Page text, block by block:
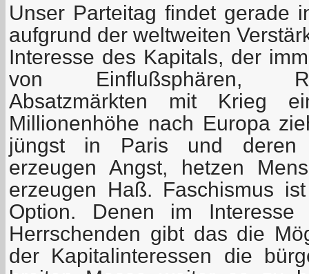
Unser Parteitag findet gerade
aufgrund der weltweiten
Interesse des Kapitals, der
von Einflußsphären,
Absatzmärkten mit Krieg
Millionenhöhe nach Europa
jüngst in Paris und deren
erzeugen Angst, hetzen
erzeugen Haß. Faschismus
Option. Denen im Interesse
Herrschenden gibt das die
der Kapitalinteressen die